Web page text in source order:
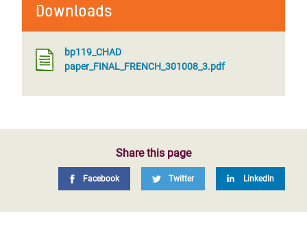
Downloads
bp119_CHAD
paper_FINAL_FRENCH_301008_3.pdf
Share this page
Facebook Twitter LinkedIn